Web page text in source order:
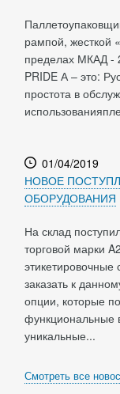
рампой, жесткой
пределах МКАД -
PRIDE А – это:
простота в
01/04/2019
НОВОЕ
ОБОРУДОВАНИЯ
На склад
торговой марки
заказать к
опции, которые
функциональные
уникальные...
Смотреть все